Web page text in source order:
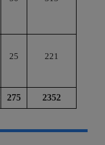
25 221
275 2352